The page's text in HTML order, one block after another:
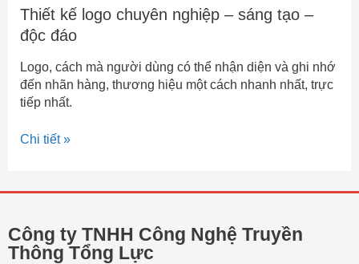
Thiết kế logo chuyên nghiệp – sáng tạo –
độc đáo
Logo, cách mà người dùng có thể nhận diện và ghi nhớ
đến nhãn hàng, thương hiệu một cách nhanh nhất, trực
tiếp nhất.
Chi tiết »
Công ty TNHH Công Nghệ Truyền
Thông Tổng Lực